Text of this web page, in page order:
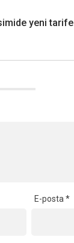
yeni tarife
E-posta*